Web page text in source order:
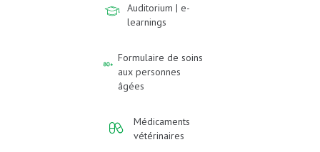
Auditorium | e-
learnings
Formulaire de soins
aux personnes
âgées
Médicaments
vétérinaires